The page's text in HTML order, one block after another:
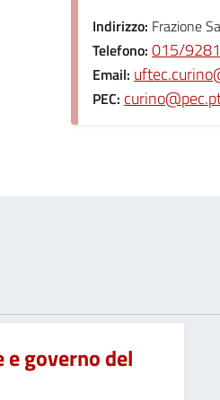
Indirizzo: Frazione
Telefono: 015/
Email:
PEC:
governo del